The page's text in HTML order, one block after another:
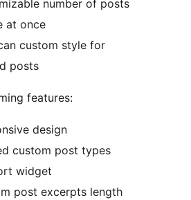
number of posts
at once
custom style for
posts
features:
design
custom post types
widget
post excerpts length